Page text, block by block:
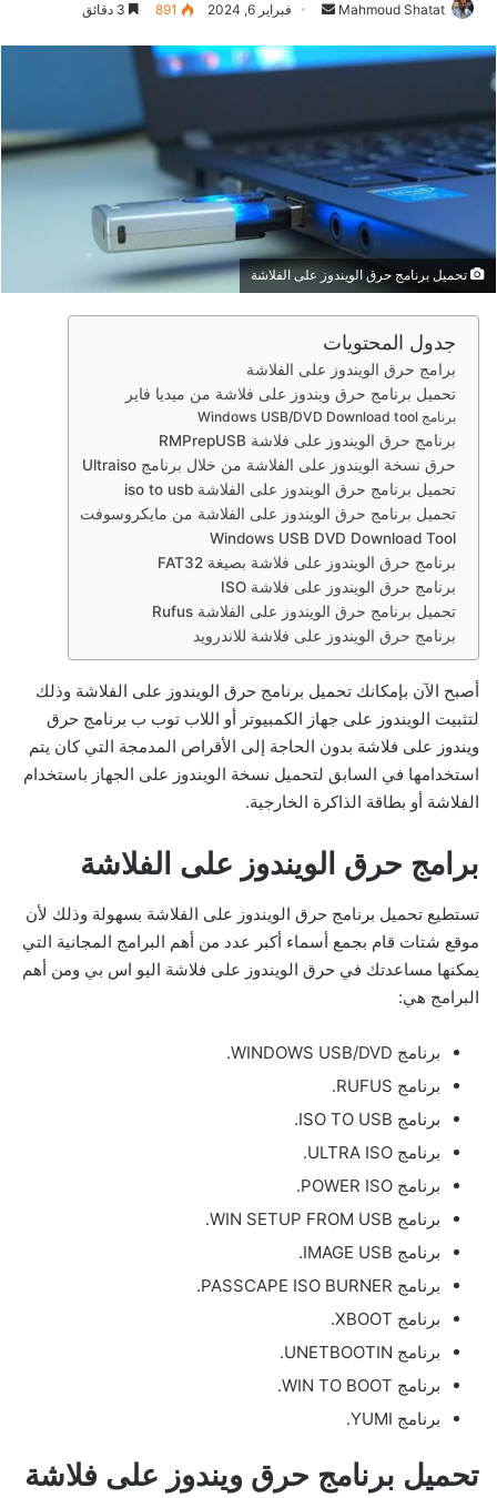
Mahmoud Shatat
س
د
ا
ن
ي
ا
فبراير 6, 2024 891
تحميل برنامج حرق الويندوز على الفلاشة
جدول المحتويات
برامج حرق الويندوز على الفلاشة
تحميل برنامج حرق ويندوز على فلاشة من ميديا فاير
برنامج Windows USB/DVD Download tool
برنامج حرق الويندوز على فلاشة RMPrepUSB
حرق نسخة الويندوز على الفلاشة من خلال برنامج Ultraiso
تحميل برنامج حرق الويندوز على الفلاشة iso to usb
تحميل برنامج حرق الويندوز على الفلاشة من مايكروسوفت
Windows USB DVD Download Tool
برنامج حرق الويندوز على فلاشة بصيغة FAT32
برنامج حرق الويندوز على فلاشة ISO
تحميل برنامج حرق الويندوز على الفلاشة Rufus
برنامج حرق الويندوز على فلاشة للاندرويد
أصبح الآن بإمكانك تحميل برنامج حرق الويندوز على الفلاشة وذلك
لتثبيت الويندوز على جهاز الكمبيوتر أو اللاب توب ب برنامج حرق
ويندوز على فلاشة بدون الحاجة إلى الأقراص المدمجة التي كان يتم
استخدامها في السابق لتحميل نسخة الويندوز على الجهاز باستخدام
الفلاشة أو بطاقة الذاكرة الخارجية.
برامج حرق الويندوز على الفلاشة
تستطيع تحميل برنامج حرق الويندوز على الفلاشة بسهولة وذلك لأن
موقع شتات قام بجمع أسماء أكبر عدد من أهم البرامج المجانية التي
يمكنها مساعدتك في حرق الويندوز على فلاشة اليو اس بي ومن أهم
البرامج هي:
برنامج WINDOWS USB/DVD.
برنامج RUFUS.
برنامج ISO TO USB.
برنامج ULTRA ISO.
برنامج POWER ISO.
برنامج WIN SETUP FROM USB.
برنامج IMAGE USB.
برنامج PASSCAPE ISO BURNER.
برنامج XBOOT.
برنامج UNETBOOTIN.
برنامج WIN TO BOOT.
برنامج YUMI.
تحميل برنامج حرق ويندوز على فلاشة